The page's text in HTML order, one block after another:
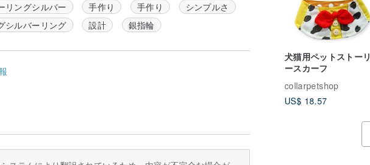
犬猫用ペットストーリ
ースカーフ
collarpetshop
US$ 18.57
リングシルバー
手作り 手作り
シンプルさ
シルバーリング
設計 銀指輪